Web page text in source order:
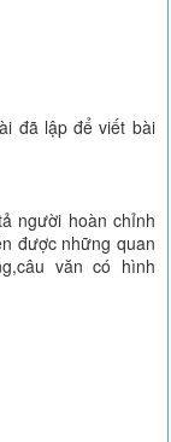
đã lập để viết bài
người hoàn chỉnh
được những quan
văn có hình